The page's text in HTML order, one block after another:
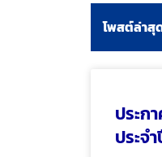
โพสต์ล่าสุ
ประก
ประจ